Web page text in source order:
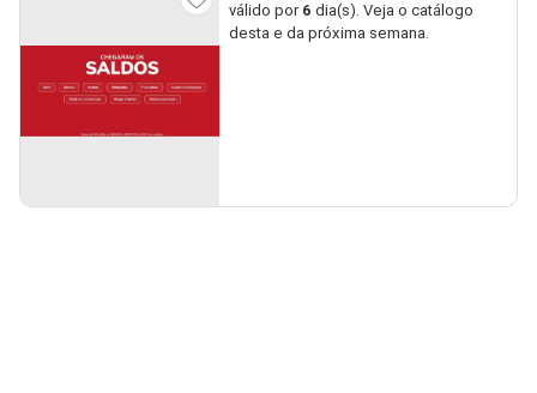
válido por 6 dia(s). Veja o catálogo
desta e da próxima semana.